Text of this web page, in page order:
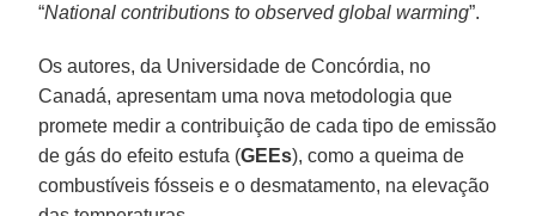
“National contributions to observed global warming”.
Os autores, da Universidade de Concórdia, no
Canadá, apresentam uma nova metodologia que
promete medir a contribuição de cada tipo de emissão
de gás do efeito estufa (GEEs), como a queima de
combustíveis fósseis e o desmatamento, na elevação